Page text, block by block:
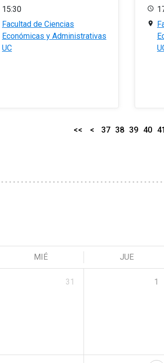
15:30
Facultad de Ciencias
Económicas y Administrativas
UC
<< < 37 38 39 40 41
MIÉ JUE
31 1